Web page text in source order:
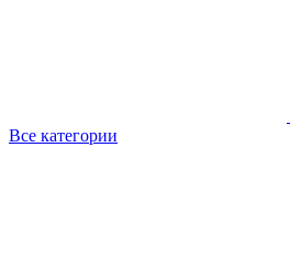
Все категории